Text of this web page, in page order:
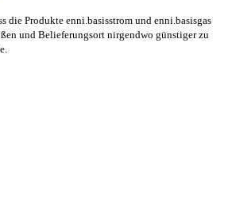
die Produkte enni.basisstrom und enni.basisgas
und Belieferungsort nirgendwo günstiger zu